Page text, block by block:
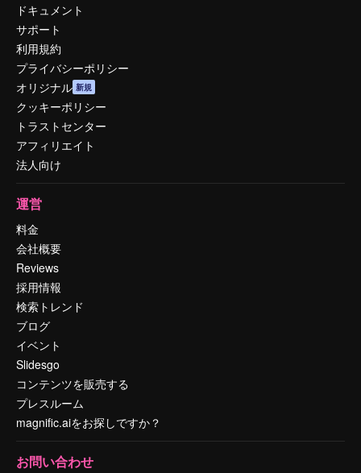
ドキュメント
サポート
利用規約
プライバシーポリシー
オリジナル 新規
クッキーポリシー
トラストセンター
アフィリエイト
法人向け
運営
料金
会社概要
Reviews
採用情報
検索トレンド
ブログ
イベント
Slidesgo
コンテンツを販売する
プレスルーム
magnific.aiをお探しですか？
お問い合わせ